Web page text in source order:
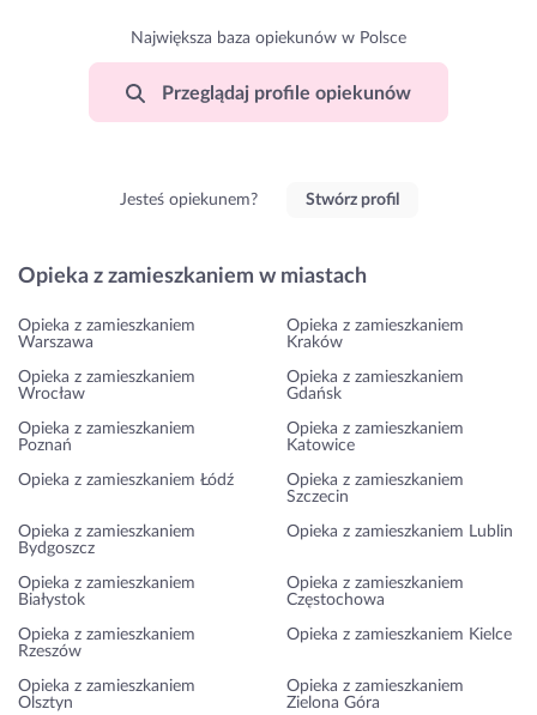
Największa baza opiekunów w Polsce
Przeglądaj profile opiekunów
Jesteś opiekunem? Stwórz profil
Opieka z zamieszkaniem w miastach
Opieka z zamieszkaniem
Warszawa
Opieka z zamieszkaniem
Kraków
Opieka z zamieszkaniem
Wrocław
Opieka z zamieszkaniem
Gdańsk
Opieka z zamieszkaniem
Poznań
Opieka z zamieszkaniem
Katowice
Opieka z zamieszkaniem Łódź
Opieka z zamieszkaniem
Szczecin
Opieka z zamieszkaniem
Bydgoszcz
Opieka z zamieszkaniem Lublin
Opieka z zamieszkaniem
Białystok
Opieka z zamieszkaniem
Częstochowa
Opieka z zamieszkaniem
Rzeszów
Opieka z zamieszkaniem Kielce
Opieka z zamieszkaniem
Olsztyn
Opieka z zamieszkaniem
Zielona Góra